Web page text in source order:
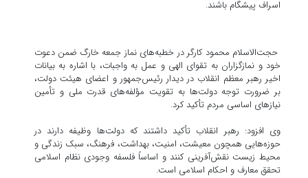
اسراف پیشگام باشند.
حجت‌الاسلام محمود کارگر در خطبه‌های نماز جمعه خارگ ضمن دعوت
خود و نمازگزاران به تقوای الهی و عمل به واجبات، با اشاره به بیانات
اخیر رهبر معظم انقلاب در دیدار رئیس‌جمهور و اعضای هیئت دولت،
بر ضرورت توجه دولت‌ها به تقویت مؤلفه‌های قدرت ملی و تأمین
نیازهای اساسی مردم تأکید کرد.
وی افزود: رهبر انقلاب تأکید داشتند که دولت‌ها وظیفه دارند در
حوزه‌هایی همچون معیشت، امنیت، بهداشت، فرهنگ، سبک زندگی و
محیط زیست نقش‌آفرینی کنند و اساساً فلسفه وجودی نظام اسلامی
تحقق معارف و احکام اسلامی است.